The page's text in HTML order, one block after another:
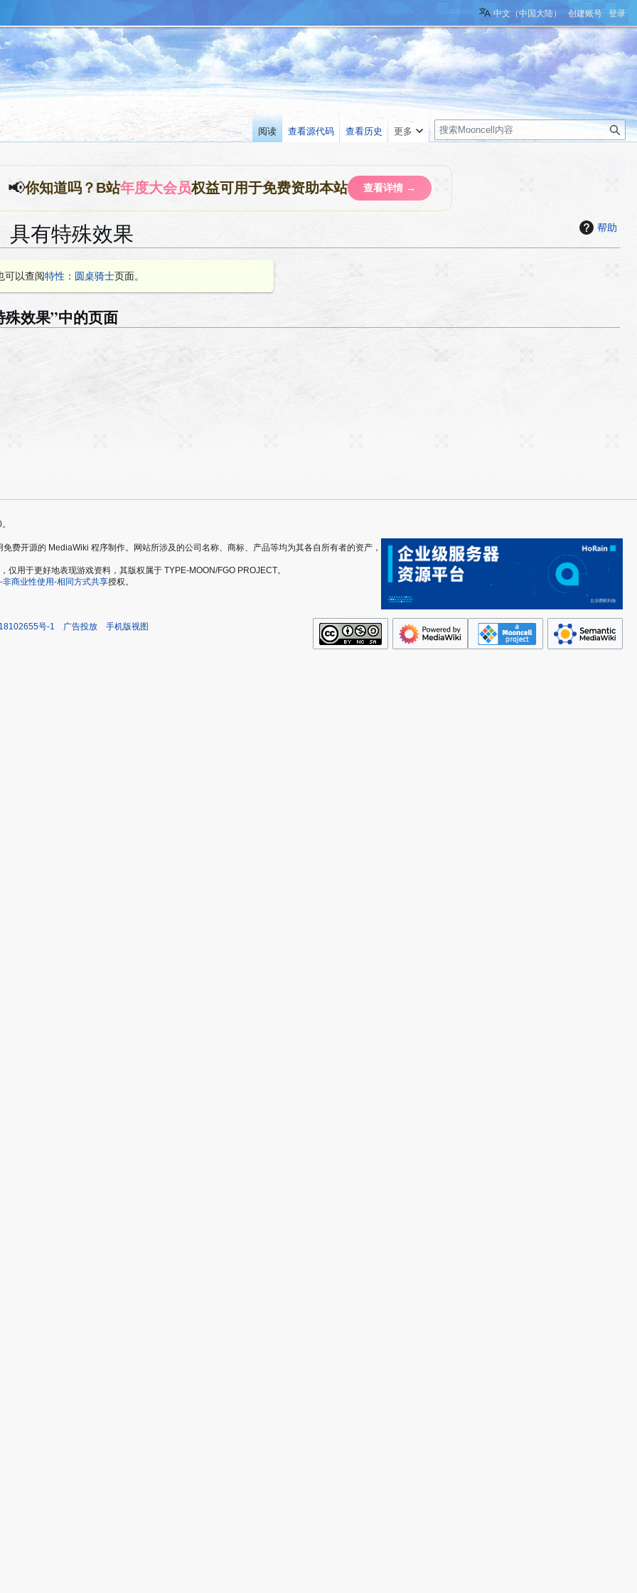
📢你知道吗？B站年度大会员权益可用于免费资助本站 查看详情 →
帮助
具有特殊效果
可以查阅特性：圆桌骑士页面。
效果”中的页面
中文（中国大陆） 创建账号 登录
阅读 查看源代码 查看历史 更多
搜
索
费开源的 MediaWiki 程序制作。网站所涉及的公司名称、商标、产品等均为其各自所有者的资产，
用于更好地表现游戏资料，其版权属于 TYPE-MOON/FGO PROJECT。
非商业性使用-相同方式共享授权。
号-1 广告投放 手机版视图